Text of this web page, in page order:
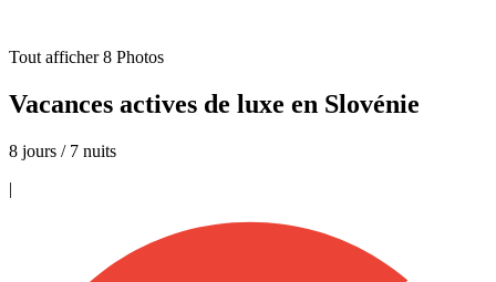
Tout afficher 8 Photos
Vacances actives de luxe en Slovénie
8 jours / 7 nuits
|